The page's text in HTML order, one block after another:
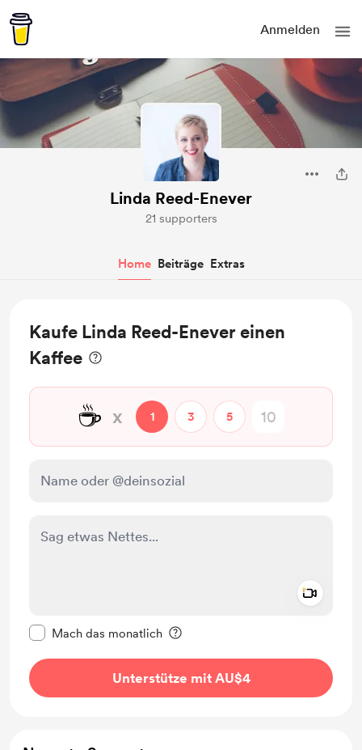
Anmelden
Linda Reed-Enever
21 supporters
Home Beiträge Extras
Kaufe Linda Reed-Enever einen
Kaffee
☕ x 1 3 5
Mach das monatlich
Unterstütze mit AU$4